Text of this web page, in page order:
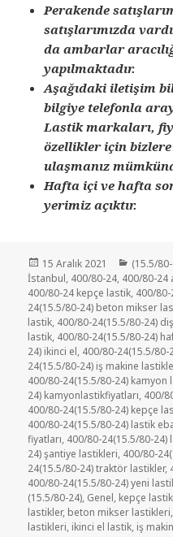
Perakende
satışlarımızda
da ambarlar
yapılmaktadır.
Aşağıdaki iletişim
bilgiye telefonla
Lastik markaları,
özellikler için
ulaşmanız
Hafta içi ve hafta
yerimiz açıktır.
Yayın
tarihi
15 Aralık 2021 (15.5/
İstanbul, 400/80-24, 400/80-24
400/80-24 kepçe lastik, 400/
24(15.5/80-24) beton mikser
lastik, 400/80-24(15.5/80-24)
lastik, 400/80-24(15.5/80-24)
24) ikinci el, 400/80-24(15.5/80-
24(15.5/80-24) iş makine
400/80-24(15.5/80-24) kamyon
24) kamyonlastikfiyatları, 400/
400/80-24(15.5/80-24) kepçe
400/80-24(15.5/80-24) lastik
fiyatları, 400/80-24(15.5/80-24)
24) şantiye lastikleri, 400/80-
24(15.5/80-24) traktör lastikler,
400/80-24(15.5/80-24) yeni
(15.5/80-24), Genel, kepçe
lastikler, beton mikser lastikleri,
lastikleri, ikinci el lastik, iş